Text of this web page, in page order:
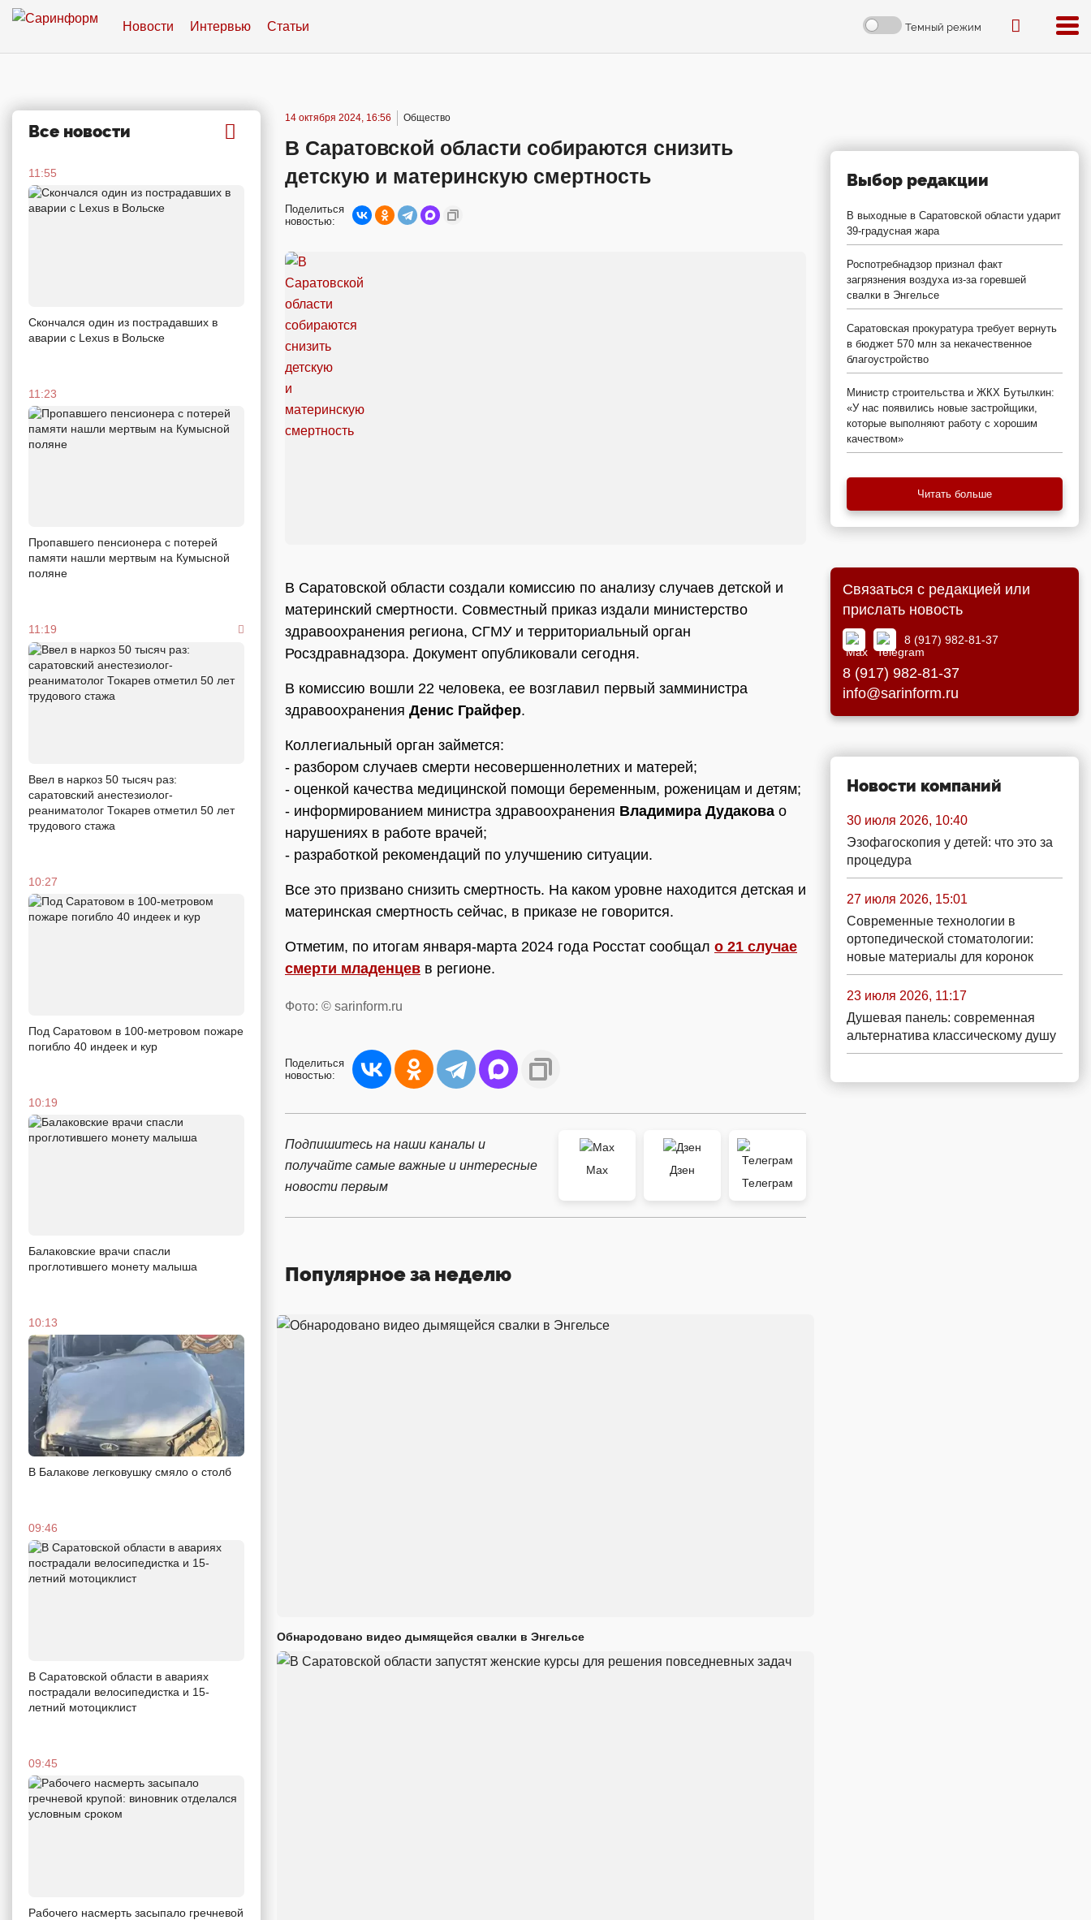
Новости Интервью Статьи Темный режим
Все новости
11:55
Скончался один из пострадавших в
аварии c Lexus в Вольске
11:23
Пропавшего пенсионера с потерей
памяти нашли мертвым на Кумысной
поляне
11:19
Ввел в наркоз 50 тысяч раз:
саратовский анестезиолог-
реаниматолог Токарев отметил 50 лет
трудового стажа
10:27
Под Саратовом в 100-метровом пожаре
погибло 40 индеек и кур
10:19
Балаковские врачи спасли
проглотившего монету малыша
10:13
В Балакове легковушку смяло о столб
09:46
В Саратовской области в авариях
пострадали велосипедистка и 15-
летний мотоциклист
09:45
Рабочего насмерть засыпало гречневой
14 октября 2024, 16:56 Общество
В Саратовской области собираются снизить
детскую и материнскую смертность
Поделиться
новостью:
В Саратовской области создали комиссию по анализу случаев детской и
материнский смертности. Совместный приказ издали министерство
здравоохранения региона, СГМУ и территориальный орган
Росздравнадзора. Документ опубликовали сегодня.
В комиссию вошли 22 человека, ее возглавил первый замминистра
здравоохранения Денис Грайфер.
Коллегиальный орган займется:
- разбором случаев смерти несовершеннолетних и матерей;
- оценкой качества медицинской помощи беременным, роженицам и детям;
- информированием министра здравоохранения Владимира Дудакова о
нарушениях в работе врачей;
- разработкой рекомендаций по улучшению ситуации.
Все это призвано снизить смертность. На каком уровне находится детская и
материнская смертность сейчас, в приказе не говорится.
Отметим, по итогам января-марта 2024 года Росстат сообщал о 21 случае
смерти младенцев в регионе.
Фото: © sarinform.ru
Поделиться
новостью:
Подпишитесь на наши каналы и
получайте самые важные и интересные
новости первым
Max
Дзен
Телеграм
Популярное за неделю
Обнародовано видео дымящейся свалки в Энгельсе
Выбор редакции
В выходные в Саратовской области ударит
39-градусная жара
Роспотребнадзор признал факт
загрязнения воздуха из-за горевшей
свалки в Энгельсе
Саратовская прокуратура требует вернуть
в бюджет 570 млн за некачественное
благоустройство
Министр строительства и ЖКХ Бутылкин:
«У нас появились новые застройщики,
которые выполняют работу с хорошим
качеством»
Читать больше
Связаться с редакцией или
прислать новость
8 (917) 982-81-37
8 (917) 982-81-37
info@sarinform.ru
Новости компаний
30 июля 2026, 10:40
Эзофагоскопия у детей: что это за
процедура
27 июля 2026, 15:01
Современные технологии в
ортопедической стоматологии:
новые материалы для коронок
23 июля 2026, 11:17
Душевая панель: современная
альтернатива классическому душу